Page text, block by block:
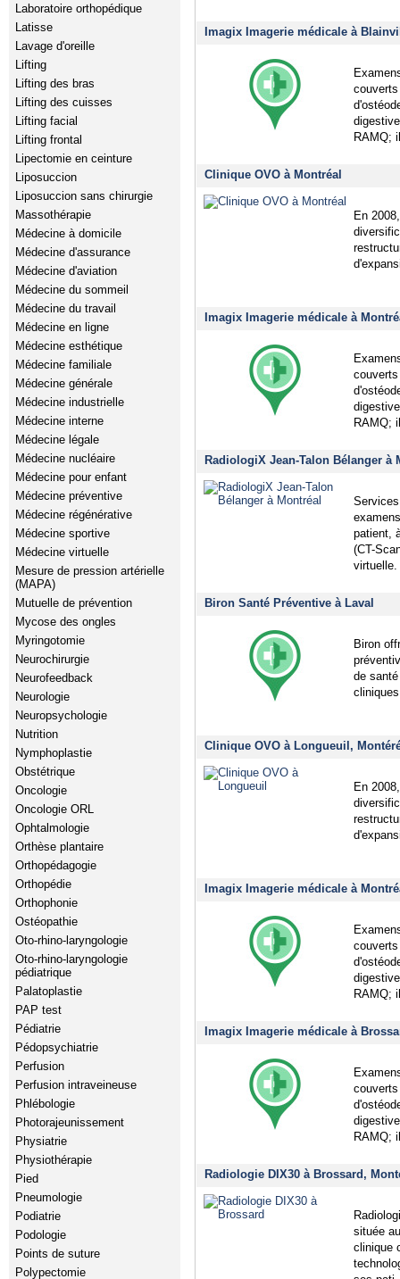
Laboratoire orthopédique
Latisse
Lavage d'oreille
Lifting
Lifting des bras
Lifting des cuisses
Lifting facial
Lifting frontal
Lipectomie en ceinture
Liposuccion
Liposuccion sans chirurgie
Massothérapie
Médecine à domicile
Médecine d'assurance
Médecine d'aviation
Médecine du sommeil
Médecine du travail
Médecine en ligne
Médecine esthétique
Médecine familiale
Médecine générale
Médecine industrielle
Médecine interne
Médecine légale
Médecine nucléaire
Médecine pour enfant
Médecine préventive
Médecine régénérative
Médecine sportive
Médecine virtuelle
Mesure de pression artérielle
(MAPA)
Mutuelle de prévention
Mycose des ongles
Myringotomie
Neurochirurgie
Neurofeedback
Neurologie
Neuropsychologie
Nutrition
Nymphoplastie
Obstétrique
Oncologie
Oncologie ORL
Ophtalmologie
Orthèse plantaire
Orthopédagogie
Orthopédie
Orthophonie
Ostéopathie
Oto-rhino-laryngologie
Oto-rhino-laryngologie
pédiatrique
Palatoplastie
PAP test
Pédiatrie
Pédopsychiatrie
Perfusion
Perfusion intraveineuse
Phlébologie
Photorajeunissement
Physiatrie
Physiothérapie
Pied
Pneumologie
Podiatrie
Podologie
Points de suture
Polypectomie
Imagix Imagerie médicale à
RAMQ;
Clinique OVO à Montréal
En
Imagix Imagerie médicale à
RAMQ;
RadiologiX Jean-Talon Bélanger à
patient,
(CT-
virtuelle.
Biron Santé Préventive à Laval
Biron
de
Clinique OVO à Longueuil,
En
Imagix Imagerie médicale à
RAMQ;
Imagix Imagerie médicale à
RAMQ;
Radiologie DIX30 à Brossard,
située
clinique